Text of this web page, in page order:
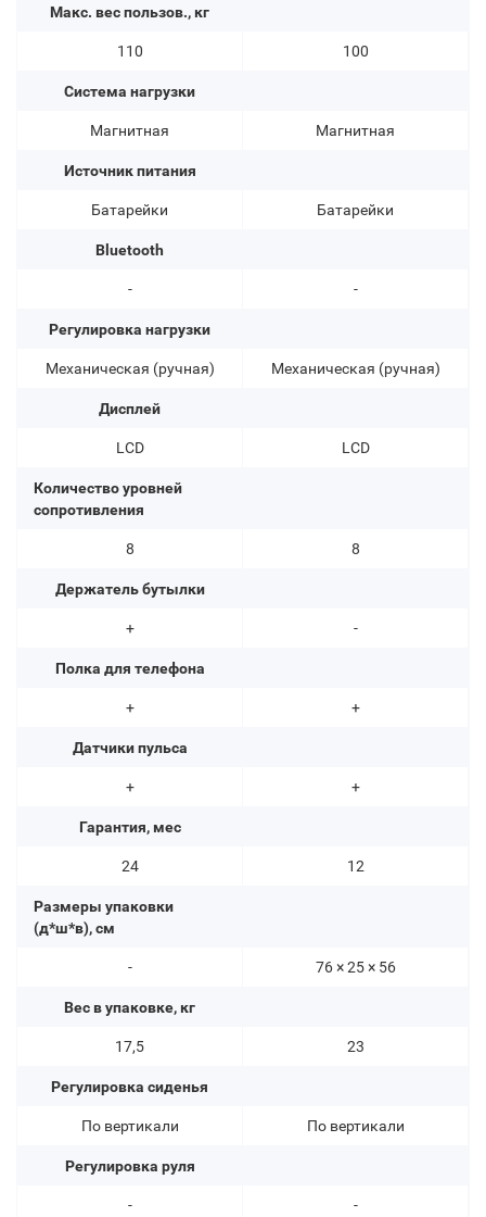
Макс. вес пользов., кг
110
Система нагрузки
Магнитная
Источник питания
Батарейки
Bluetooth
-
Регулировка нагрузки
Механическая (ручная)
Дисплей
LCD
Количество уровней
сопротивления
8
Держатель бутылки
+
Полка для телефона
+
Датчики пульса
+
Гарантия, мес
24
Размеры упаковки
(д*ш*в), см
-
Вес в упаковке, кг
17,5
Регулировка сиденья
По вертикали
Регулировка руля
-
100
Магнитная
Батарейки
-
Механическая (ручная)
LCD
8
-
+
+
12
76 × 25 × 56
23
По вертикали
-